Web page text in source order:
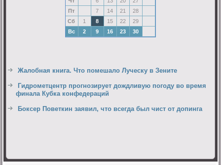
Пт
7 14 21
28
Сб
1 8 15 22
29
Вс
2 9 16 23 30
Жалобная книга. Что помешало Луческу в Зените
Гидрометцентр прогнозирует дождливую погоду во время
финала Кубка конфедераций
Боксер Поветкин заявил, что всегда был чист от допинга